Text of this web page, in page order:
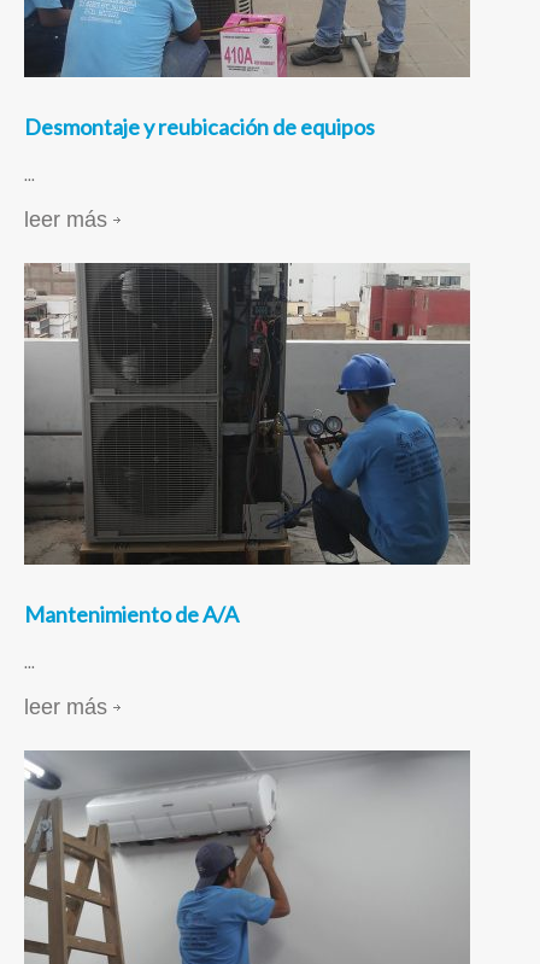
Desmontaje y reubicación de equipos
...
leer más
Mantenimiento de A/A
...
leer más